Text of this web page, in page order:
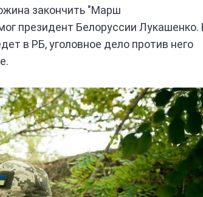
закончить "Марш
президент Белоруссии Лукашенко.
в РБ, уголовное дело против него